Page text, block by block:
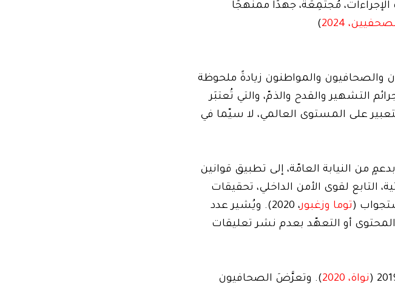
مُجتمِعَةً، جهدًا ممنهجًا
2024
)
والصحافيون والمواطنون زيادةً ملحوظة
التشهير والقدح والذمّ، والتي تُعتبَر
على المستوى العالمي، لا سيّما في
النيابة العامّة، إلى تطبيق قوانين
التابع لقوى الأمن الداخلي، تحقيقات
(توما وزغبور
، 2020). ويُشير عدد
أو التعهّد بعدم نشر تعليقات
نواة، 2020
). وتعرَّضَ الصحافيون